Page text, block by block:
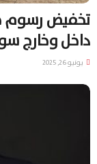
تخفيض رسوم
داخل وخارج
يونيو 26, 2025